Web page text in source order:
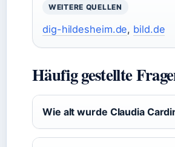
WEITERE QUELLEN
dig-hildesheim.de, bild.de
Häufig gestellte
Wie alt wurde Claudia